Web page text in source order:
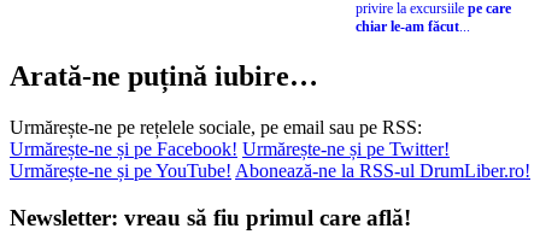
experiențele și gândurile cu
privire la excursiilepe care
Arată-ne puțină iubire…
Urmărește-ne pe rețelele sociale, pe email sau pe RSS:
Urmărește-ne și pe Facebook! Urmărește-ne și pe Twitter!
Newsletter: vreau să fiu primul care află!